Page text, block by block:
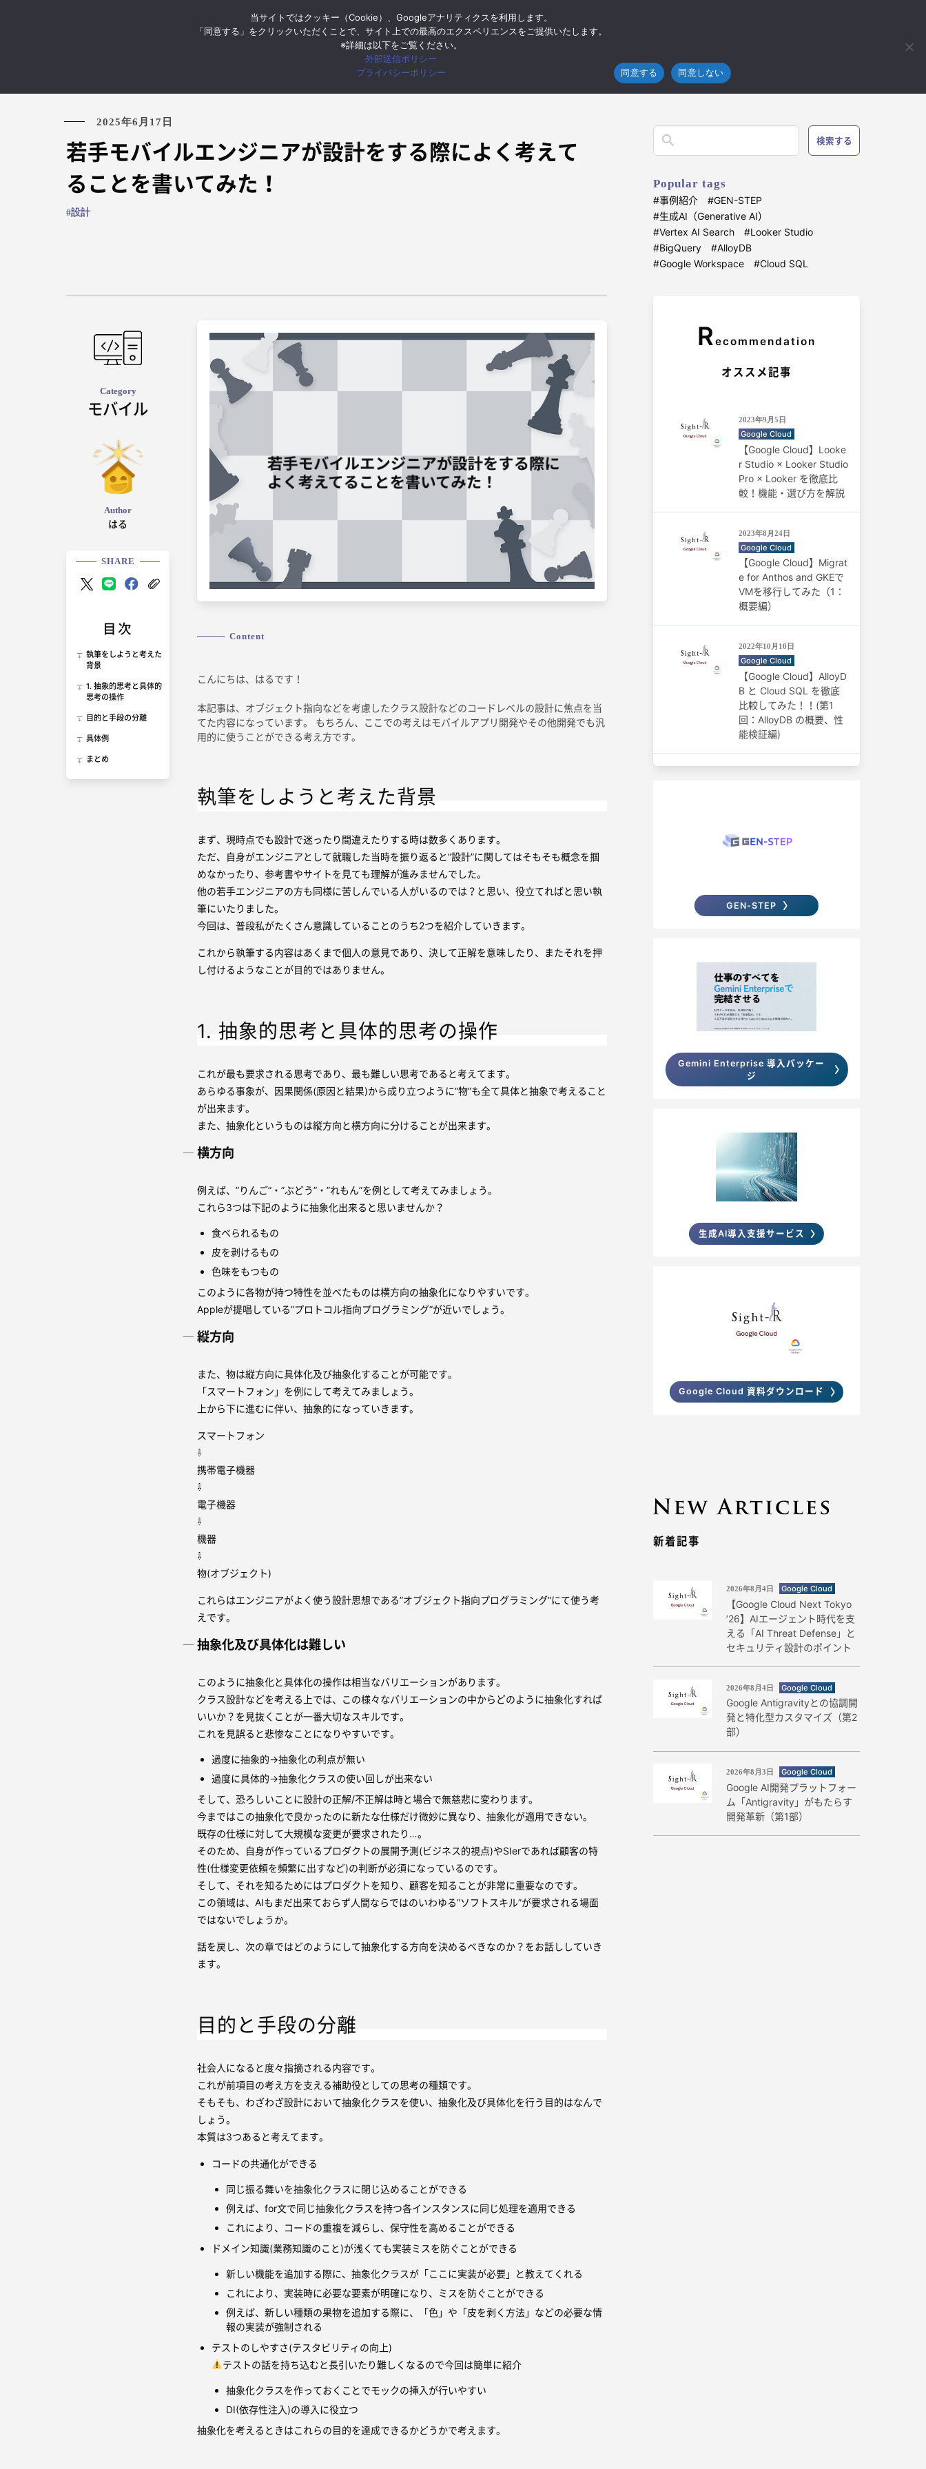
お知らせ イベント・セミナー Google Cloud Google Workspace モバイル インフラ
2025年6月17日
若手モバイルエンジニアが設計をする際によく考えて
ることを書いてみた！
設計
検索する
Popular tags
事例紹介
GEN-STEP
生成AI（Generative AI）
Vertex AI Search
Looker Studio
BigQuery
AlloyDB
Google Workspace
Cloud SQL
Category
モバイル
Author
はる
SHARE
目次
執筆をしようと考えた
背景
1. 抽象的思考と具体的
思考の操作
目的と手段の分離
具体例
まとめ
Content
こんにちは、はるです！
本記事は、オブジェクト指向などを考慮したクラス設計などのコードレベルの設計に焦点を当
てた内容になっています。
もちろん、ここでの考えはモバイルアプリ開発やその他開発でも汎
用的に使うことができる考え方です。
執筆をしようと考えた背景
まず、現時点でも設計で迷ったり間違えたりする時は数多くあります。
ただ、自身がエンジニアとして就職した当時を振り返ると”設計”に関してはそもそも概念を掴
めなかったり、参考書やサイトを見ても理解が進みませんでした。
他の若手エンジニアの方も同様に苦しんでいる人がいるのでは？と思い、役立てればと思い執
筆にいたりました。
今回は、普段私がたくさん意識していることのうち2つを紹介していきます。
これから執筆する内容はあくまで個人の意見であり、決して正解を意味したり、またそれを押
し付けるようなことが目的ではありません。
1. 抽象的思考と具体的思考の操作
これが最も要求される思考であり、最も難しい思考であると考えてます。
あらゆる事象が、因果関係(原因と結果)から成り立つように”物”も全て具体と抽象で考えること
が出来ます。
また、抽象化というものは縦方向と横方向に分けることが出来ます。
横方向
例えば、”りんご”・”ぶどう”・”れもん”を例として考えてみましょう。
これら3つは下記のように抽象化出来ると思いませんか？
食べられるもの
皮を剥けるもの
色味をもつもの
このように各物が持つ特性を並べたものは横方向の抽象化になりやすいです。
Appleが提唱している”プロトコル指向プログラミング”が近いでしょう。
縦方向
また、物は縦方向に具体化及び抽象化することが可能です。
「スマートフォン」を例にして考えてみましょう。
上から下に進むに伴い、抽象的になっていきます。
スマートフォン
⇩
携帯電子機器
⇩
電子機器
⇩
機器
⇩
物(オブジェクト)
これらはエンジニアがよく使う設計思想である”オブジェクト指向プログラミング”にて使う考
えです。
抽象化及び具体化は難しい
このように抽象化と具体化の操作は相当なバリエーションがあります。
クラス設計などを考える上では、この様々なバリエーションの中からどのように抽象化すれば
いいか？を見抜くことが一番大切なスキルです。
これを見誤ると悲惨なことになりやすいです。
過度に抽象的→抽象化の利点が無い
過度に具体的→抽象化クラスの使い回しが出来ない
そして、恐ろしいことに設計の正解/不正解は時と場合で無慈悲に変わります。
今まではこの抽象化で良かったのに新たな仕様だけ微妙に異なり、抽象化が適用できない。
既存の仕様に対して大規模な変更が要求されたり…。
そのため、自身が作っているプロダクトの展開予測(ビジネス的視点)やSIerであれば顧客の特
性(仕様変更依頼を頻繁に出すなど)の判断が必須になっているのです。
そして、それを知るためにはプロダクトを知り、顧客を知ることが非常に重要なのです。
この領域は、AIもまだ出来ておらず人間ならではのいわゆる”ソフトスキル”が要求される場面
ではないでしょうか。
話を戻し、次の章ではどのようにして抽象化する方向を決めるべきなのか？をお話ししていき
ます。
目的と手段の分離
社会人になると度々指摘される内容です。
これが前項目の考え方を支える補助役としての思考の種類です。
そもそも、わざわざ設計において抽象化クラスを使い、抽象化及び具体化を行う目的はなんで
しょう。
本質は3つあると考えてます。
コードの共通化ができる
同じ振る舞いを抽象化クラスに閉じ込めることができる
例えば、for文で同じ抽象化クラスを持つ各インスタンスに同じ処理を適用できる
これにより、コードの重複を減らし、保守性を高めることができる
ドメイン知識(業務知識のこと)が浅くても実装ミスを防ぐことができる
新しい機能を追加する際に、抽象化クラスが「ここに実装が必要」と教えてくれる
これにより、実装時に必要な要素が明確になり、ミスを防ぐことができる
例えば、新しい種類の果物を追加する際に、「色」や「皮を剥く方法」などの必要な情
報の実装が強制される
テストのしやすさ(テスタビリティの向上)
テストの話を持ち込むと長引いたり難しくなるので今回は簡単に紹介
抽象化クラスを作っておくことでモックの挿入が行いやすい
DI(依存性注入)の導入に役立つ
抽象化を考えるときはこれらの目的を達成できるかどうかで考えます。
R ecommendation
オススメ記事
2023年9月5日
Google Cloud
【Google Cloud】Looke
r Studio × Looker Studio
Pro × Looker を徹底比
較！機能・選び方を解説
2023年8月24日
Google Cloud
【Google Cloud】Migrat
e for Anthos and GKEで
VMを移行してみた（1：
概要編）
2022年10月10日
Google Cloud
【Google Cloud】AlloyD
B と Cloud SQL を徹底
比較してみた！！(第1
回：AlloyDB の概要、性
能検証編)
GEN-STEP
Gemini Enterprise 導入パッケー
ジ
生成AI導入支援サービス
Google Cloud 資料ダウンロード
新着記事
2026年8月4日 Google Cloud
【Google Cloud Next Tokyo
’26】AIエージェント時代を支
える「AI Threat Defense」と
セキュリティ設計のポイント
2026年8月4日 Google Cloud
Google Antigravityとの協調開
発と特化型カスタマイズ（第2
部）
2026年8月3日 Google Cloud
Google AI開発プラットフォー
ム「Antigravity」がもたらす
開発革新（第1部）
若手モバイルエンジニアが設計をする際によく考えてることを書いてみた！
当サイトではクッキー（Cookie）、Googleアナリティクスを利用します。
「同意する」をクリックいただくことで、サイト上での最高のエクスペリエンスをご提供いたします。
※詳細は以下をご覧ください。
外部送信ポリシー
プライバシーポリシー
同意する 同意しない